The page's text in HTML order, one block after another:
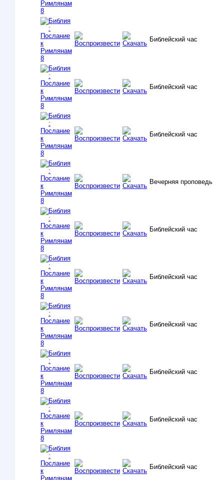
Библейский час
Библейский час
Библейский час
Вечерняя проповедь
Библейский час
Библейский час
Библейский час
Библейский час
Библейский час
Библейский час